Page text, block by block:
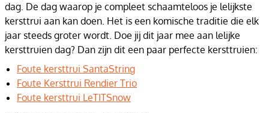
dag. De dag waarop je compleet schaamteloos je lelijkste
kersttrui aan kan doen. Het is een komische traditie die elk
jaar steeds groter wordt. Doe jij dit jaar mee aan lelijke
kersttruien dag? Dan zijn dit een paar perfecte kersttruien:
Foute kersttrui SantaString
Foute Kersttrui Rendier Trio
Foute kersttrui LeTITSnow